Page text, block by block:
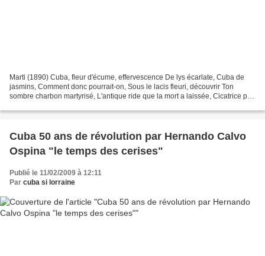
Marti (1890) Cuba, fleur d'écume, effervescence De lys écarlate, Cuba de
jasmins, Comment donc pourrait-on, Sous le lacis fleuri, découvrir Ton
sombre charbon martyrisé, L'antique ride que la mort a laissée, Cicatrice par
Cuba 50 ans de révolution par Hernando Calvo
Ospina "le temps des cerises"
Publié le 11/02/2009 à 12:11
Par cuba si lorraine